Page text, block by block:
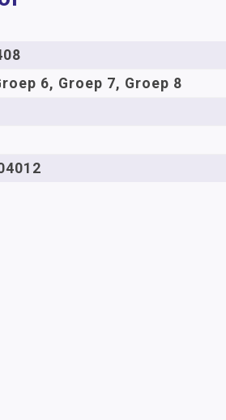
6, Groep 7, Groep 8